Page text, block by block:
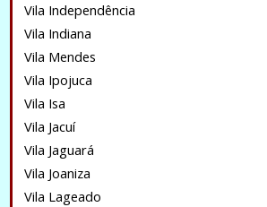
Vila Independência
Vila Indiana
Vila Mendes
Vila Ipojuca
Vila Isa
Vila Jacuí
Vila Jaguará
Vila Joaniza
Vila Lageado